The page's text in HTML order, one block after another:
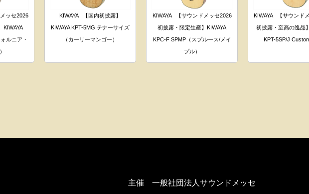
ッセ2026
KIWAYA
ルニア・
KIWAYA
【国内初披露】
KIWAYA KPT-5MG テナーサイズ
（カーリーマンゴー）
KIWAYA
【サウンドメッセ2026
初披露・限定生産】KIWAYA
KPC-F SPMP（スプルース/メイ
プル）
KIWAYA
【サウンド
初披露・至高の逸品
KPT-5SP/J
主催 一般社団法人サウンドメッセ